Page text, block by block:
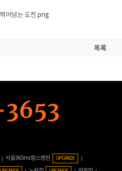
목록
서울365mc람스병원 UPGRADE